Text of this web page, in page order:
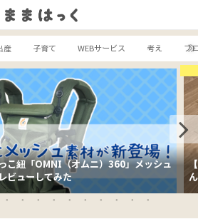
産 子育て WEBサービス 考え ブ
こ紐「OMNI（オムニ）360」メッシュ
ビューしてみた